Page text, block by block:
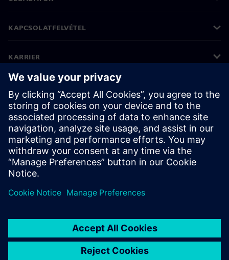
KAPCSOLATFELVÉTEL
KARRIER
©Siemens 2026
Vállalati információk
Adatvédelmi nyilatkozat
Cookie (süti) tájékoztató
Felhasználási feltételek
Digitális azonosító